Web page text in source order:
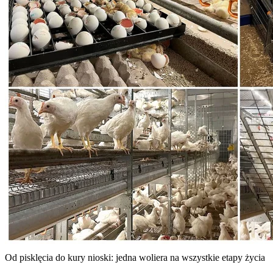
samym kurniku, w którym później jako nioski znoszą jajka.
Jesteśmy zadowoleni z dotychczasowych rezultatów. W tym
roku rozpoczynamy nowy rzut w naszymEggsperience
Center.Biorąc pod uwagę dynamicznie zmieniające się
przepisy w Holandii, ten system może być dobrym
rozwiązaniem dla naszej działalności. Po ostatniej fazie testów
planujemy wdrożyć system w jednym z naszych regularnych
kurników. W pełni popieramy NATURA Life.
Od pisklęcia do kury nioski: jedna woliera na wszystkie etapy życia